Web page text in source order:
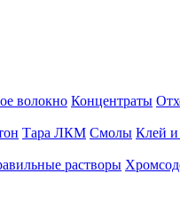
волокно Концентраты
Тара ЛКМ Смолы Клей и
растворы